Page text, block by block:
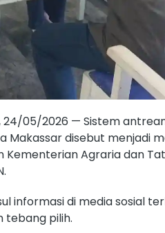
24/05/2026 — Sistem
Makassar disebut menjadi
Agraria dan
informasi di media sosial
tebang pilih.